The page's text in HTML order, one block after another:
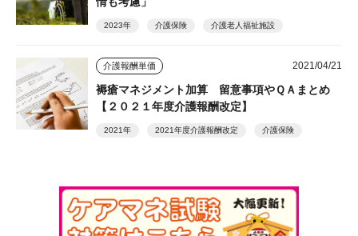
2023年 介護保険 介護老人福祉施設
介護報酬単価 2021/04/21
褥瘡マネジメント加算 留意事項やＱＡまとめ
【２０２１年度介護報酬改定】
2021年 2021年度介護報酬改定 介護保険